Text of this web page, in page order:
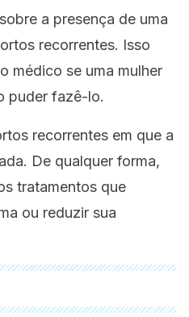
a presença de uma
recorrentes. Isso
médico se uma mulher
puder fazê-lo.
recorrentes em que a
De qualquer forma,
tratamentos que
ou reduzir sua
revisadas por